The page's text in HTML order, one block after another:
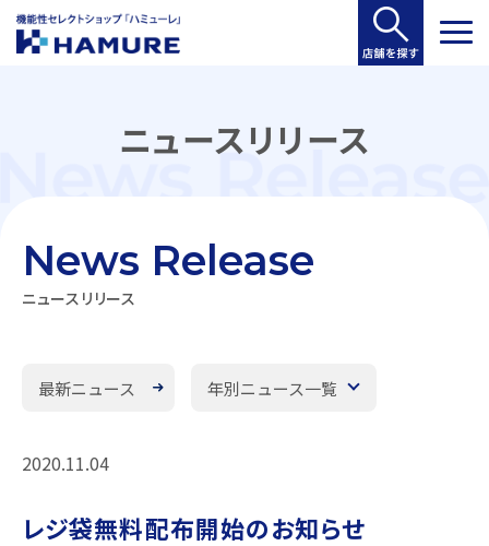
ニュースリリース
ニュースリリース
News Release
最新ニュース 年別ニュース一覧
2020.11.04
レジ袋無料配布開始のお知らせ